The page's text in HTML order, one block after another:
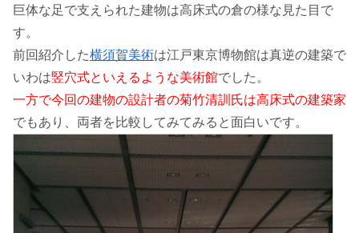
巨体な足で支えられた建物は高床式の倉の様な見た目で
す。
前回紹介した横須賀美術は江戸東京博物館は真逆の建築で
いわは竪穴式といえるような美術館でした。
一方で今回の建物の設計者の菊竹清訓氏は高床式の建築家
でもあり、両者を比較してみてみると面白いです。